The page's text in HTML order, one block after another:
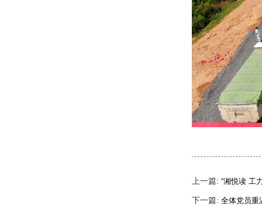
上一篇: “湘悦读 工
下一篇: 全体党员重